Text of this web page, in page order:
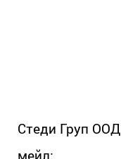
Стеди Груп ООД
мейл: